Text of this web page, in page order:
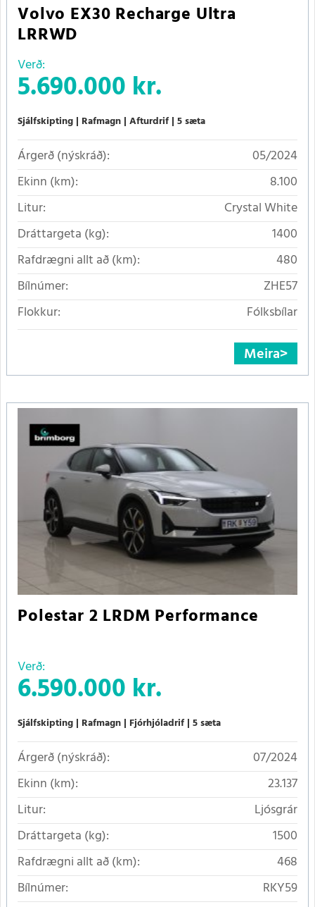
Volvo EX30 Recharge Ultra
LRRWD
Verð:
5.690.000 kr.
Sjálfskipting Rafmagn Afturdrif 5 sæta
Árgerð (nýskráð):
05/2024
Ekinn (km):
8.100
Litur:
Crystal White
Dráttargeta (kg):
1400
Rafdrægni allt að (km):
480
Bílnúmer:
ZHE57
Flokkur:
Fólksbílar
Meira
Polestar 2 LRDM Performance
Verð:
6.590.000 kr.
Sjálfskipting Rafmagn Fjórhjóladrif 5 sæta
Árgerð (nýskráð):
07/2024
Ekinn (km):
23.137
Litur:
Ljósgrár
Dráttargeta (kg):
1500
Rafdrægni allt að (km):
468
Bílnúmer:
RKY59